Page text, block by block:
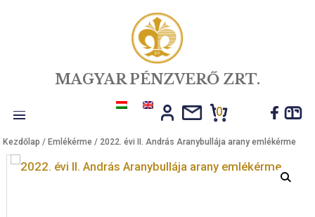
MAGYAR PÉNZVERŐ ZRT.
Toggle
navigation
Kezdőlap/ Emlékérme / 2022. évi II. András Aranybullája arany